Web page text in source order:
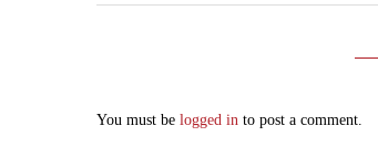
You must be logged in to post a comment.